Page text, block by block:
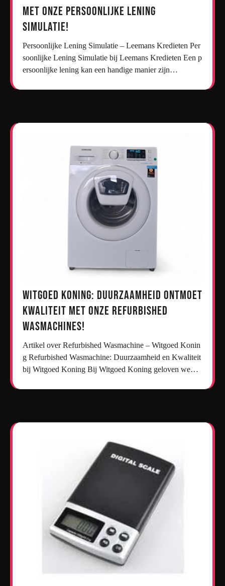
met onze persoonlijke lening
simulatie!
Persoonlijke Lening Simulatie – Leemans Kredieten Per
soonlijke Lening Simulatie bij Leemans Kredieten Een p
ersoonlijke lening kan een handige manier zijn…
Witgoed Koning: Duurzaamheid ontmoet
kwaliteit met onze refurbished
wasmachines!
Artikel over Refurbished Wasmachine – Witgoed Konin
g Refurbished Wasmachine: Duurzaamheid en Kwaliteit
bij Witgoed Koning Bij Witgoed Koning geloven we…